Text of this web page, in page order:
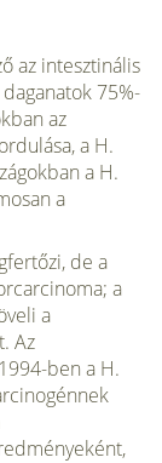
az intesztinális
75%-
az
a H.
a H.
a
de a
a
a
Az
ben a H.